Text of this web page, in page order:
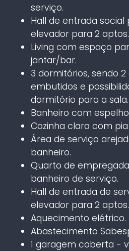
serviço.
Hall de entrada social
elevador para 2 aptos.
Living com espaço
jantar/bar.
3 dormitórios, sendo
embutidos e
dormitório para a sala.
Banheiro com
Cozinha clara com
Área de serviço
banheiro.
Quarto de
banheiro de serviço.
Hall de entrada de
elevador para 2 aptos.
Aquecimento elétrico.
Abastecimento
1 garagem coberta -